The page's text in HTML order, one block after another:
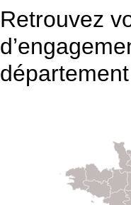
Retrouvez
département